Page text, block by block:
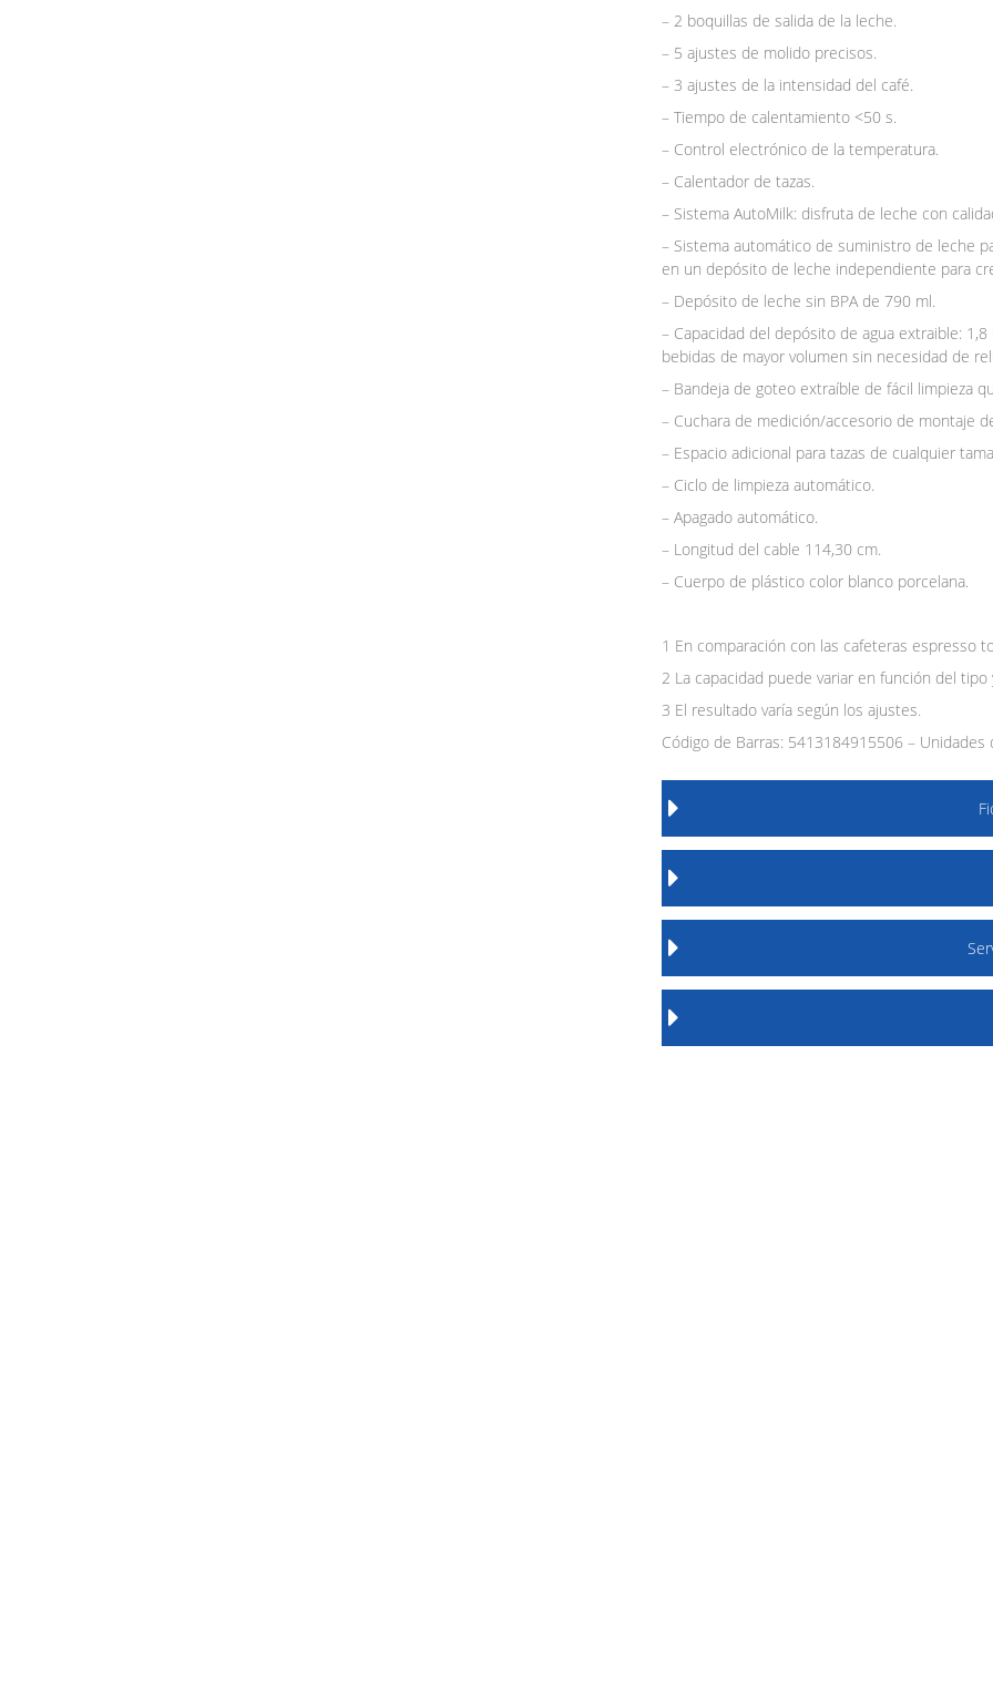
– 2 boquillas de salida de la leche.
– 5 ajustes de molido precisos.
– 3 ajustes de la intensidad del café.
– Tiempo de calentamiento <50 s.
– Control electrónico de la temperatura.
– Calentador de tazas.
– Sistema AutoMilk: disfruta de leche con
– Sistema automático de suministro de leche
en un depósito de leche independiente para
– Depósito de leche sin BPA de 790 ml.
– Capacidad del depósito de agua extraible:
bebidas de mayor volumen sin necesidad de
– Bandeja de goteo extraíble de fácil limpieza
– Cuchara de medición/accesorio de montaje
– Espacio adicional para tazas de cualquier
– Ciclo de limpieza automático.
– Apagado automático.
– Longitud del cable 114,30 cm.
– Cuerpo de plástico color blanco porcelana.
1 En comparación con las cafeteras espresso
2 La capacidad puede variar en función del
3 El resultado varía según los ajustes.
Código de Barras: 5413184915506 – Unidades